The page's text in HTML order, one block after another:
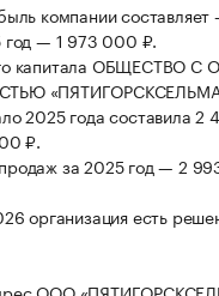
компании
год — 1 973 000 ₽.
капитала ОБЩЕСТВО
2025 года составила
₽.
за 2025 год — 2
организация есть